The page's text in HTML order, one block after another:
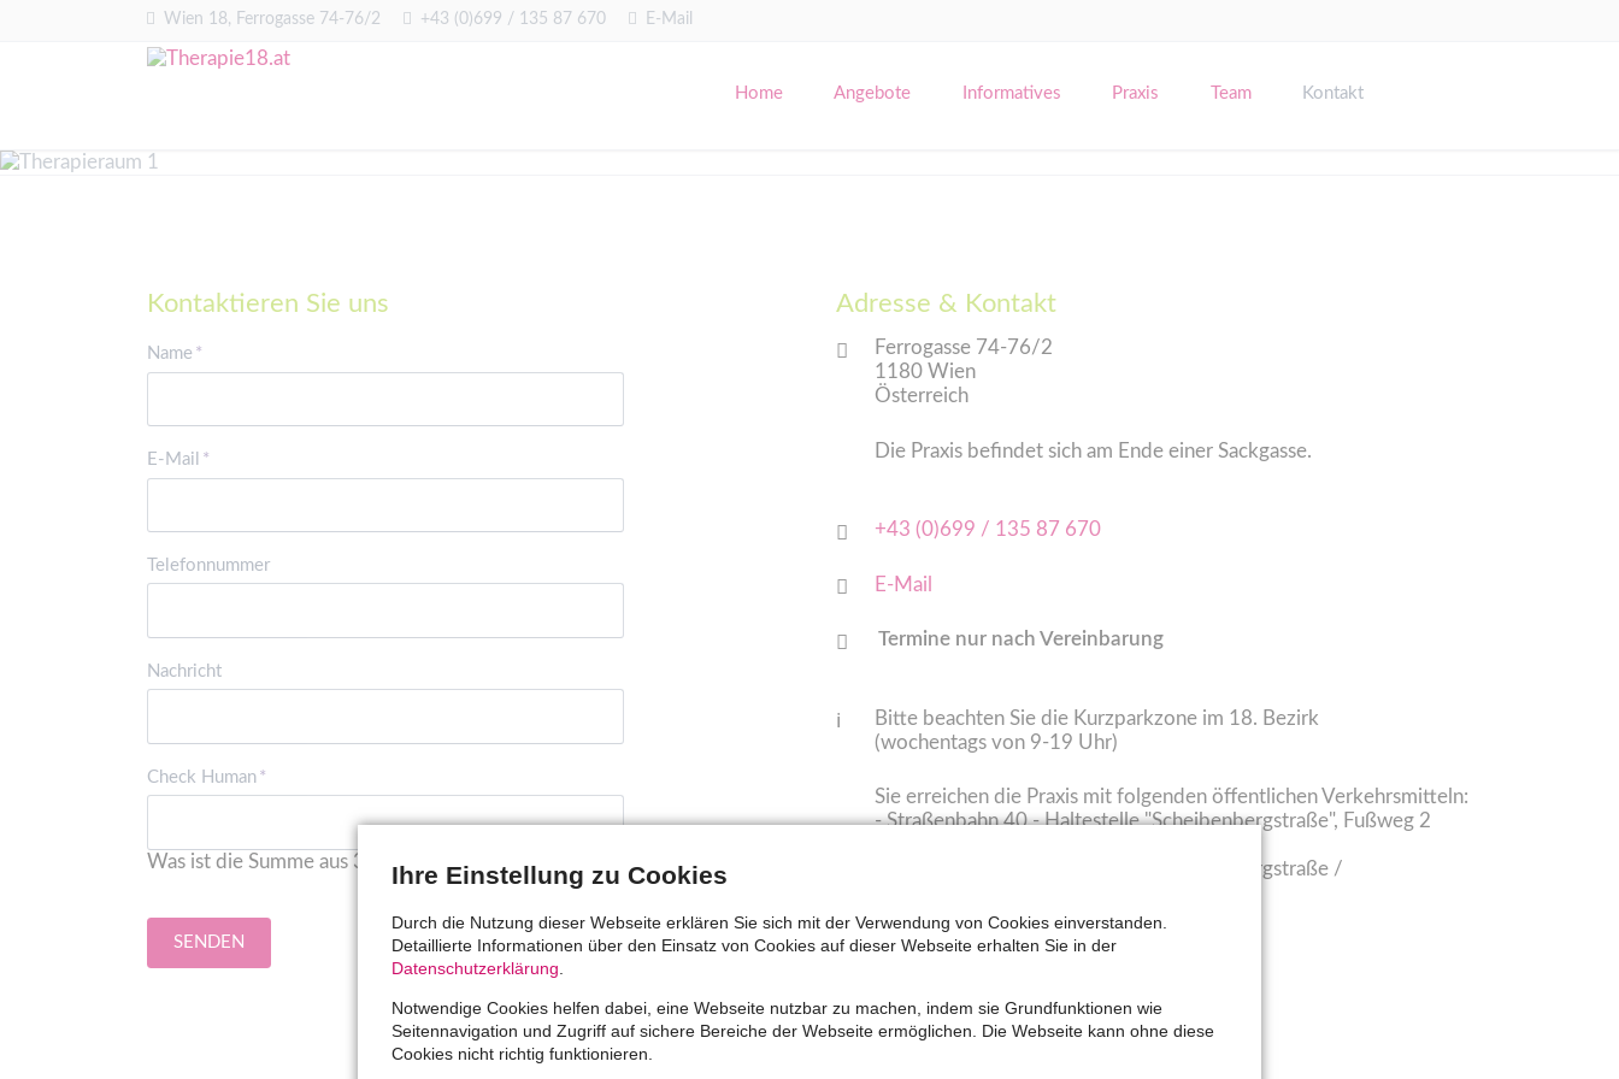
Wien 18, Ferrogasse 74-76/2 +43 (0)699 / 135 87 670 E-Mail
Home Angebote Informatives Praxis Team Kontakt
Kontaktieren Sie uns
Pflichtfeld
Name *
Pflichtfeld
E-Mail *
Telefonnummer
Nachricht
Pflichtfeld
Check Human *
Was ist die Summe aus 3 und 6?
SENDEN
Adresse & Kontakt
Ferrogasse 74-76/2
1180 Wien
Österreich
Die Praxis befindet sich am Ende einer Sackgasse.
+43 (0)699 / 135 87 670
E-Mail
Termine nur nach Vereinbarung
Bitte beachten Sie die Kurzparkzone im 18. Bezirk
(wochentags von 9-19 Uhr)
Sie erreichen die Praxis mit folgenden öffentlichen Verkehrsmitteln:
- Straßenbahn 40 - Haltestelle "Scheibenbergstraße", Fußweg 2
- Straßenbahn 41 - Haltestelle "Scheibenbergstraße /
Ihre Einstellung zu Cookies
Durch die Nutzung dieser Webseite erklären Sie sich mit der Verwendung von Cookies einverstanden.
Detaillierte Informationen über den Einsatz von Cookies auf dieser Webseite erhalten Sie in der
Datenschutzerklärung.
Notwendige Cookies helfen dabei, eine Webseite nutzbar zu machen, indem sie Grundfunktionen wie
Seitennavigation und Zugriff auf sichere Bereiche der Webseite ermöglichen. Die Webseite kann ohne diese
Cookies nicht richtig funktionieren.